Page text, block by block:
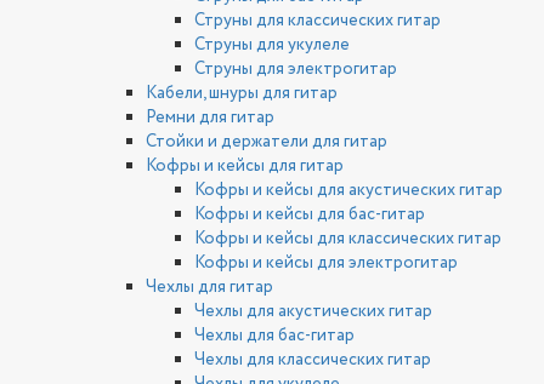
Струны для классических гитар
Струны для укулеле
Струны для электрогитар
Кабели, шнуры для гитар
Ремни для гитар
Стойки и держатели для гитар
Кофры и кейсы для гитар
Кофры и кейсы для акустических гитар
Кофры и кейсы для бас-гитар
Кофры и кейсы для классических гитар
Кофры и кейсы для электрогитар
Чехлы для гитар
Чехлы для акустических гитар
Чехлы для бас-гитар
Чехлы для классических гитар